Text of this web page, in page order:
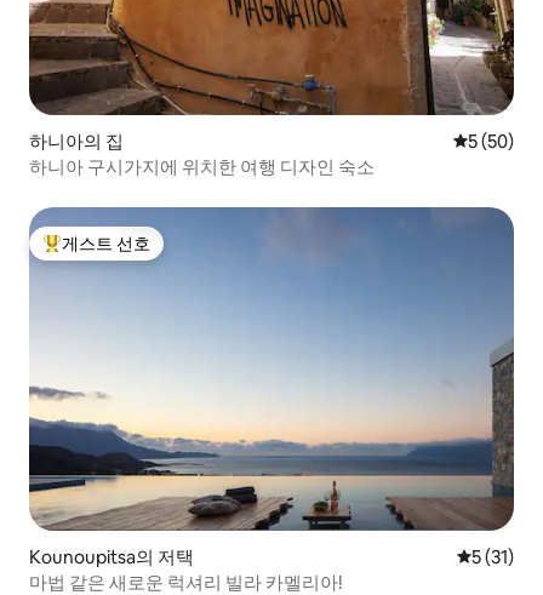
하니아의 집 평점 5점(5
5 (50)
하니아 구시가지에 위치한 여행 디자인 숙소
상위 게스트 선호
게스트 선호
Kounoupitsa의 저택 평점 5점
5 (31)
마법 같은 새로운 럭셔리 빌라 카멜리아!